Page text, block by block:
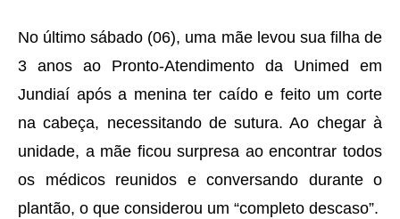
No último sábado (06), uma mãe levou sua filha de
3 anos ao Pronto-Atendimento da Unimed em
Jundiaí após a menina ter caído e feito um corte
na cabeça, necessitando de sutura. Ao chegar à
unidade, a mãe ficou surpresa ao encontrar todos
os médicos reunidos e conversando durante o
plantão, o que considerou um “completo descaso”.